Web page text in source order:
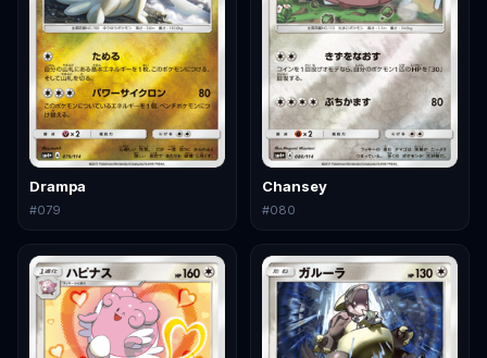
Drampa
#079
Chansey
#080